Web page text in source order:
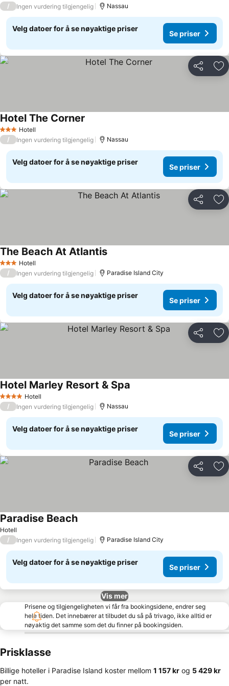
/
Ingen vurdering tilgjengelig Nassau
Velg datoer for å se nøyaktige priser
Se priser
Del
3 StjernerHotell
Hotel The Corner
/ Ingen vurdering tilgjengelig Nassau
Velg datoer for å se nøyaktige priser
Se priser
Del
3 StjernerHotell
The Beach At Atlantis
/ Ingen vurdering tilgjengelig Paradise Island City
Velg datoer for å se nøyaktige priser
Se priser
Del
4 StjernerHotell
Hotel Marley Resort & Spa
/ Ingen vurdering tilgjengelig Nassau
Velg datoer for å se nøyaktige priser
Se priser
Del
Hotell
Paradise Beach
/ Ingen vurdering tilgjengelig Paradise Island City
Velg datoer for å se nøyaktige priser
Se priser
Vis mer
Prisene og tilgjengeligheten vi får fra bookingsidene, endrer seg
hele tiden. Det innebærer at tilbudet du så på trivago, ikke alltid er
nøyaktig det samme som det du finner på bookingsiden.
Prisklasse
Billige hoteller i Paradise Island koster mellom ‎1 157 kr og ‎5 429 kr
per natt.